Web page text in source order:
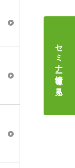
セミナー情報
を見る